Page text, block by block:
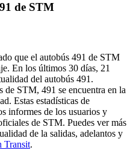
de STM
que el autobús 491 de STM
En los últimos 30 días, 21
del autobús 491.
de STM, 491 se encuentra en la
Estas estadísticas de
informes de los usuarios y
de STM. Puedes ver más
de la salidas, adelantos y
Transit.